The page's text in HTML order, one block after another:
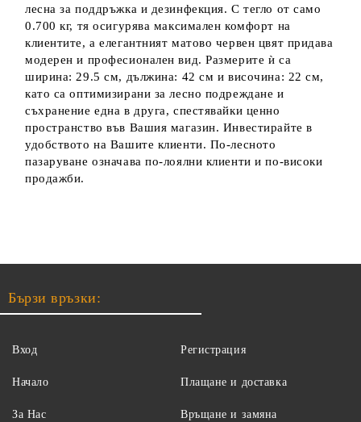
лесна за поддръжка и дезинфекция. С тегло от само
0.700 кг, тя осигурява максимален комфорт на
клиентите, а елегантният матово червен цвят придава
модерен и професионален вид. Размерите ѝ са
ширина: 29.5 см, дължина: 42 см и височина: 22 см,
като са оптимизирани за лесно подреждане и
съхранение една в друга, спестявайки ценно
пространство във Вашия магазин. Инвестирайте в
удобството на Вашите клиенти. По-лесното
пазаруване означава по-лоялни клиенти и по-високи
продажби.
Бързи връзки:
Вход
Начало
За Нас
Регистрация
Плащане и доставка
Връщане и замяна